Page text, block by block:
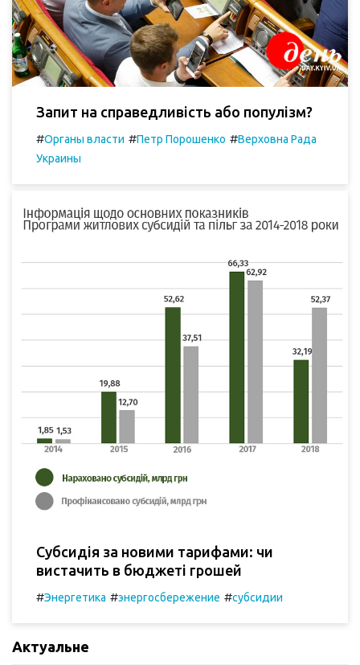
Запит на справедливість або популізм?
#Органы власти #Петр Порошенко #Верховна Рада
Украины
Субсидія за новими тарифами: чи
вистачить в бюджеті грошей
#Энергетика #энергосбережение #субсидии
Актуальне